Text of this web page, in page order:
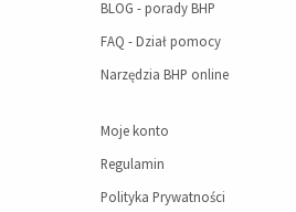
BLOG - porady BHP
FAQ - Dział pomocy
Narzędzia BHP online
Moje konto
Regulamin
Polityka Prywatności